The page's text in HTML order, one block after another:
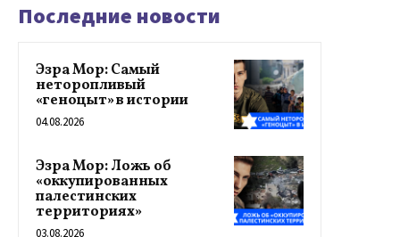
Последние новости
Эзра Мор: Самый
неторопливый
«геноцыт» в истории
04.08.2026
Эзра Мор: Ложь об
«оккупированных
палестинских
территориях»
03.08.2026